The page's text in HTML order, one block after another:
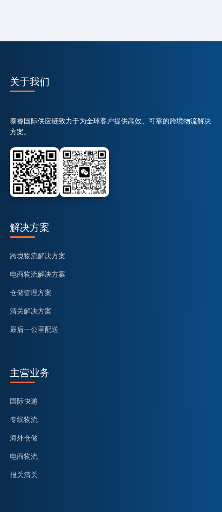
关于我们
泰睿国际供应链致力于为全球客户提供高效、可靠的跨境物流解决
方案。
解决方案
跨境物流解决方案
电商物流解决方案
仓储管理方案
清关解决方案
最后一公里配送
主营业务
国际快递
专线物流
海外仓储
电商物流
报关清关